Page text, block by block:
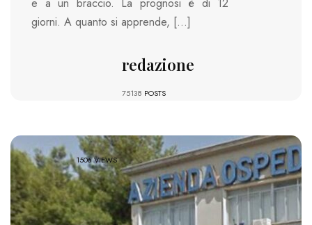
giorni. A quanto si apprende, […]
redazione
75138 POSTS
1506 VIEWS